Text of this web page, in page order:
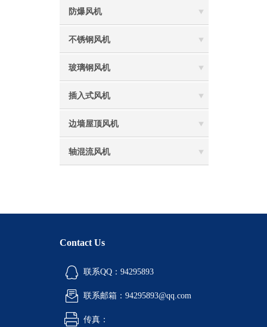
防爆风机
不锈钢风机
玻璃钢风机
插入式风机
边墙屋顶风机
轴混流风机
Contact Us
联系QQ：94295893
联系邮箱：94295893@qq.com
传真：